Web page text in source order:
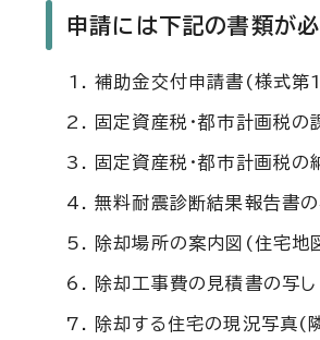
申請には下記の書類が
補助金交付申請書(様式第
固定資産税・都市計画税
固定資産税・都市計画税
無料耐震診断結果報告書
除却場所の案内図(住宅地
除却工事費の見積書の写し
除却する住宅の現況写真(